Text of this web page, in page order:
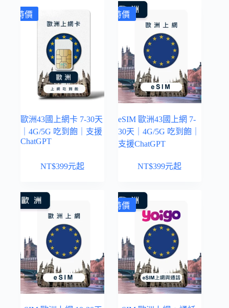
特價
歐洲43國上網卡 7-30天
｜4G/5G 吃到飽｜支援
ChatGPT
NT$399元起
特價
eSIM 歐洲43國上網 7-
30天｜4G/5G 吃到飽｜
支援ChatGPT
NT$399元起
特價